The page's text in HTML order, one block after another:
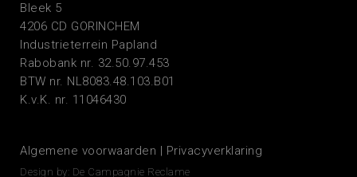
Bleek 5
4206 CD GORINCHEM
Industrieterrein Papland
Rabobank nr. 32.50.97.453
BTW nr. NL8083.48.103.B01
K.v.K. nr. 11046430
Algemene voorwaarden | Privacyverklaring
Design by: De Campagnie Reclame